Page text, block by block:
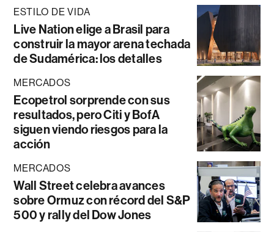
ESTILO DE VIDA
Live Nation elige a Brasil para
construir la mayor arena techada
de Sudamérica: los detalles
MERCADOS
Ecopetrol sorprende con sus
resultados, pero Citi y BofA
siguen viendo riesgos para la
acción
MERCADOS
Wall Street celebra avances
sobre Ormuz con récord del S&P
500 y rally del Dow Jones